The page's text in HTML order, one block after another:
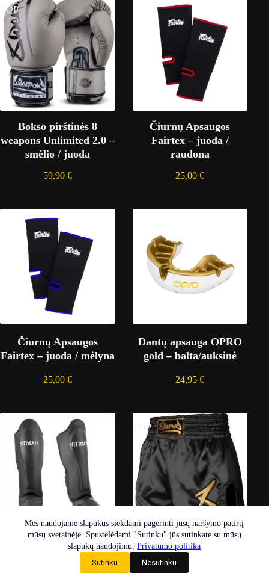
Mes naudojame slapukus siekdami pagerinti jūsų naršymo patirtį
mūsų svetainėje. Spustelėdami "Sutinku" jūs sutinkate su mūsų
slapukų naudojimu.Privatumo politika
Sutinku
Nesutinku
TOP
Bokso pirštinės 8
weapons Unlimited 2.0 –
smėlio / juoda
59,90 €
Čiurnų Apsaugos
Fairtex – juoda /
raudona
25,00€
Čiurnų Apsaugos
Fairtex – juoda / mėlyna
25,00 €
Dantų apsauga OPRO
gold – balta/auksinė
24,95€
Kojų apsaugos Hitman
TOP
Muay thai šortai 8
WEAPONS strike –
juoda / auksinė